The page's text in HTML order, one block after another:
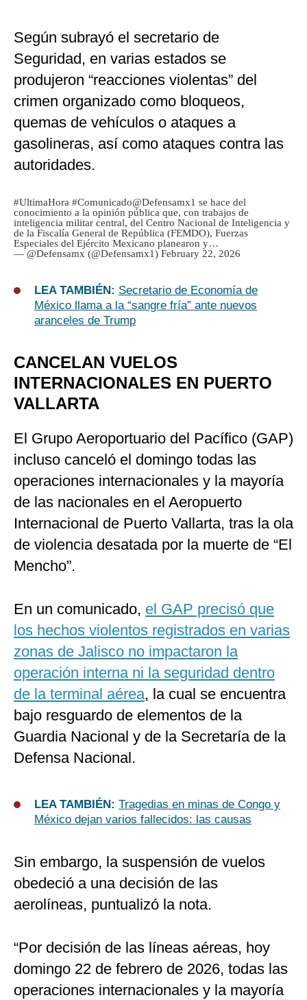
Según subrayó el secretario de
Seguridad, en varias estados se
produjeron “reacciones violentas” del
crimen organizado como bloqueos,
quemas de vehículos o ataques a
gasolineras, así como ataques contra las
autoridades.
#UltimaHora #Comunicado@Defensamx1 se hace del
conocimiento a la opinión pública que, con trabajos de
inteligencia militar central, del Centro Nacional de Inteligencia y
de la Fiscalía General de República (FEMDO), Fuerzas
Especiales del Ejército Mexicano planearon y…
— @Defensamx (@Defensamx1) February 22, 2026
LEA TAMBIÉN: Secretario de Economía de
México llama a la “sangre fría” ante nuevos
aranceles de Trump
CANCELAN VUELOS
INTERNACIONALES EN PUERTO
VALLARTA
El Grupo Aeroportuario del Pacífico (GAP)
incluso canceló el domingo todas las
operaciones internacionales y la mayoría
de las nacionales en el Aeropuerto
Internacional de Puerto Vallarta, tras la ola
de violencia desatada por la muerte de “El
Mencho”.
En un comunicado, el GAP precisó que
los hechos violentos registrados en varias
zonas de Jalisco no impactaron la
operación interna ni la seguridad dentro
de la terminal aérea, la cual se encuentra
bajo resguardo de elementos de la
Guardia Nacional y de la Secretaría de la
Defensa Nacional.
LEA TAMBIÉN: Tragedias en minas de Congo y
México dejan varios fallecidos: las causas
Sin embargo, la suspensión de vuelos
obedeció a una decisión de las
aerolíneas, puntualizó la nota.
“Por decisión de las líneas aéreas, hoy
domingo 22 de febrero de 2026, todas las
operaciones internacionales y la mayoría